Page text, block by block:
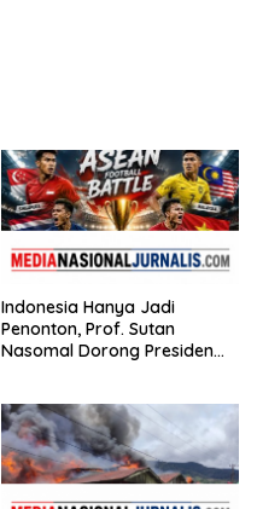
Indonesia Hanya Jadi
Penonton, Prof. Sutan
Nasomal Dorong Presiden